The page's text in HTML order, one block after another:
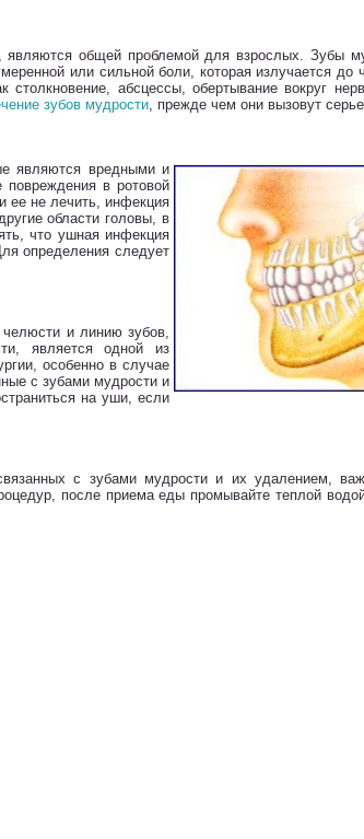
общей проблемой для взрослых. Зубы
или сильной боли, которая излучается
столкновение, абсцессы, обертывание вокруг
зубов мудрости, прежде чем они вызовут
являются вредными и
в ротовой
ее не лечить, инфекция
области головы, в
что ушная инфекция
определения следует
челюсти и линию зубов,
является одной из
особенно в случае
с зубами мудрости и
на уши, если
с зубами мудрости и их удалением,
после приема еды промывайте теплой